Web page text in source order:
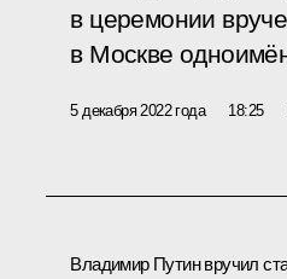
в церемонии
в Москве
5 декабря 2022 года 18:25
Владимир Путин вручил